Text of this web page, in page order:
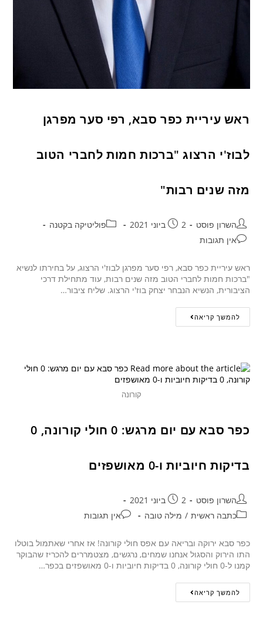
ראש עיריית כפר סבא, רפי סער מפרגן
לבוז'י הרצוג "ברכות חמות לחברי הטוב
מזה שנים רבות"
השרון פוסט 2 ביוני 2021
פוליטיקה בקטנה
אין תגובות
ראש עיריית כפר סבא, רפי סער מפרגן לבוז'י הרצוג, על בחירתו לנשיא
"ברכות חמות לחברי הטוב מזה שנים רבות, עוד מתחילת דרכי
הציבורית, הנשיא הנבחר יצחק בוז'י הרצוג. שליח ציבור…
להמשך קריאה
קורונה
כפר סבא עם יום מרגש: 0 חולי קורונה, 0
בדיקות חיוביות ו-0 מאושפזים
השרון פוסט
2 ביוני 2021
כתבה ראשית / מילה טובה אין תגובות
כפר סבא ירוקה ובריאה עם אפס חולי קורונה! אז אחרי שאתמול בוטלו
התו הירוק והסגול אנחנו שמחים, נרגשים, מצטמררים להכריז שהבוקר
קמנו ל-0 חולי קורונה, 0 בדיקות חיוביות ו-0 מאושפזים בכפר…
להמשך קריאה